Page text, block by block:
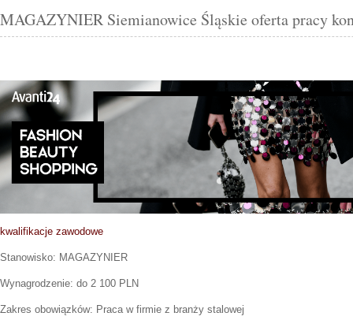
MAGAZYNIER Siemianowice Śląskie oferta pracy
kwalifikacje zawodowe
Stanowisko: MAGAZYNIER
Wynagrodzenie: do 2 100 PLN
Zakres obowiązków: Praca w firmie z branży stalowej